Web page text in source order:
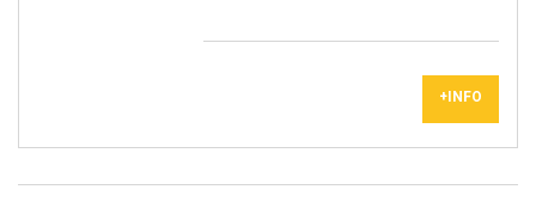
+INFO